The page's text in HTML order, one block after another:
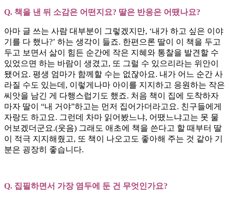
Q. 책을 낸 뒤 소감은 어떤지요? 딸은 반응은 어땠나요?
아마 글 쓰는 사람 대부분이 그렇겠지만, ‘내가 하고 싶은 이야
기를 다 했나?’ 하는 생각이 들죠. 한편으론 딸이 이 책을 두고
두고 보면서 삶이 힘든 순간에 작은 지혜와 통찰을 발견할 수
있었으면 하는 바람이 생겼고, 또 그럴 수 있으리라는 위안이
됐어요. 평생 엄마가 함께할 수는 없잖아요. 내가 어느 순간 사
라질 수도 있는데, 이렇게나마 아이를 지지하고 응원하는 작은
씨앗을 남긴 게 다행스럽기도 했죠. 처음 책이 집에 도착하자
마자 딸이 “내 거야”하고는 먼저 집어가더라고요. 친구들에게
자랑도 하고요. 그런데 차마 읽어봤느냐, 어땠느냐고는 못 물
어보겠더군요.(웃음) 그래도 애초에 책을 쓴다고 할 때부터 딸
이 적극 지지해줬고, 또 책이 나오고도 좋아해 주는 것 같아 기
분은 굉장히 좋습니다.
Q. 집필하면서 가장 염두에 둔 건 무엇인가요?